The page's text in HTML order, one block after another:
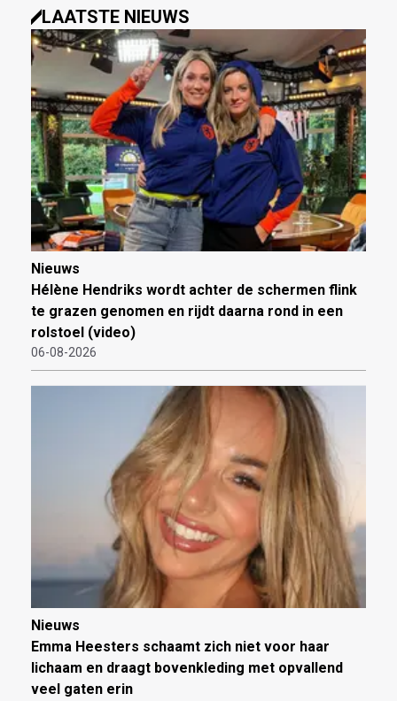
LAATSTE NIEUWS
Nieuws
Hélène Hendriks wordt achter de schermen flink
te grazen genomen en rijdt daarna rond in een
rolstoel (video)
06-08-2026
Nieuws
Emma Heesters schaamt zich niet voor haar
lichaam en draagt bovenkleding met opvallend
veel gaten erin